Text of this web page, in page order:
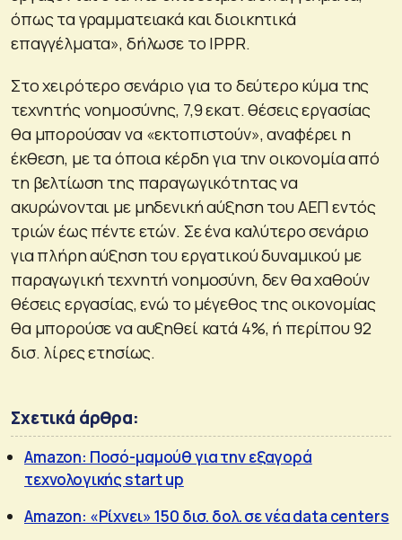
όπως τα γραμματειακά και διοικητικά
επαγγέλματα», δήλωσε το IPPR.
Στο χειρότερο σενάριο για το δεύτερο κύμα της
τεχνητής νοημοσύνης, 7,9 εκατ. θέσεις εργασίας
θα μπορούσαν να «εκτοπιστούν», αναφέρει η
έκθεση, με τα όποια κέρδη για την οικονομία από
τη βελτίωση της παραγωγικότητας να
ακυρώνονται με μηδενική αύξηση του ΑΕΠ εντός
τριών έως πέντε ετών. Σε ένα καλύτερο σενάριο
για πλήρη αύξηση του εργατικού δυναμικού με
παραγωγική τεχνητή νοημοσύνη, δεν θα χαθούν
θέσεις εργασίας, ενώ το μέγεθος της οικονομίας
θα μπορούσε να αυξηθεί κατά 4%, ή περίπου 92
δισ. λίρες ετησίως.
Σχετικά άρθρα:
Amazon: Ποσό-μαμούθ για την εξαγορά
τεχνολογικής start up
Amazon: «Ρίχνει» 150 δισ. δολ. σε νέα data centers